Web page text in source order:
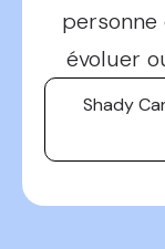
évoluer
Shady